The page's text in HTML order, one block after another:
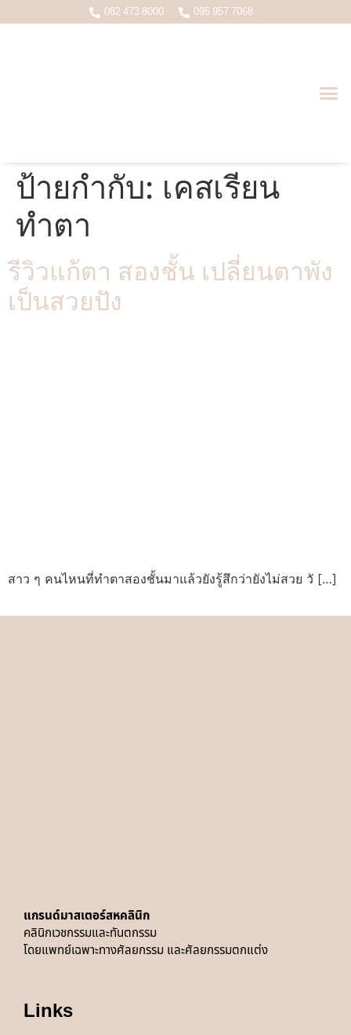
082 473 8000 095 957 7068
ป้ายกำกับ: เคสเรียน
ทำตา
รีวิวแก้ตา สองชั้น เปลี่ยนตาพัง
เป็นสวยปัง
สาว ๆ คนไหนที่ทำตาสองชั้นมาแล้วยังรู้สึกว่ายังไม่สวย วั […]
แกรนด์มาสเตอร์สหคลินิก
คลินิกเวชกรรมและทันตกรรม
โดยแพทย์เฉพาะทางศัลยกรรม และศัลยกรรมตกแต่ง
Links